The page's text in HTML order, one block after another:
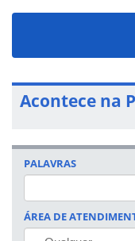
Acontece na
PALAVRAS
ÁREA DE